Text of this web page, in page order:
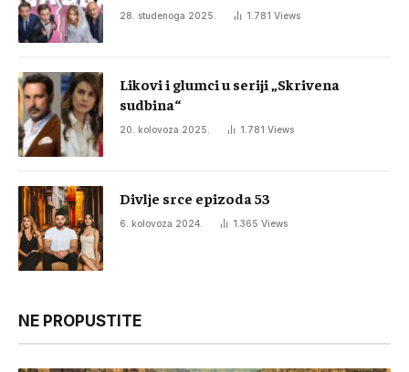
28. studenoga 2025. 1.781 Views
Likovi i glumci u seriji „Skrivena
sudbina“
20. kolovoza 2025. 1.781 Views
Divlje srce epizoda 53
6. kolovoza 2024. 1.365 Views
NE PROPUSTITE